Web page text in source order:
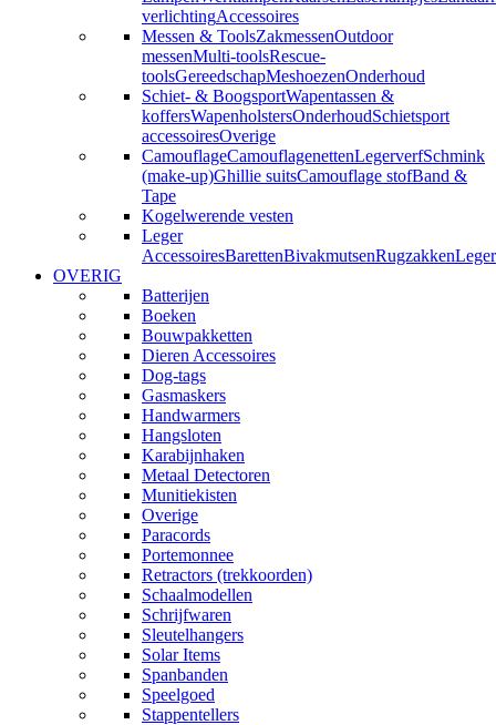
verlichtingAccessoires
Messen & ToolsZakmessenOutdoor
messenMulti-toolsRescue-
toolsGereedschapMeshoezenOnderhoud
Schiet- & BoogsportWapentassen &
koffersWapenholstersOnderhoudSchietsport
accessoiresOverige
CamouflageCamouflagenettenLegerverfSchmink
(make-up)Ghillie suitsCamouflage stofBand &
Tape
Kogelwerende vesten
Leger
AccessoiresBarettenBivakmutsenRugzakken
OVERIG
Batterijen
Boeken
Bouwpakketten
Dieren Accessoires
Dog-tags
Gasmaskers
Handwarmers
Hangsloten
Karabijnhaken
Metaal Detectoren
Munitiekisten
Overige
Paracords
Portemonnee
Retractors (trekkoorden)
Schaalmodellen
Schrijfwaren
Sleutelhangers
Solar Items
Spanbanden
Speelgoed
Stappentellers